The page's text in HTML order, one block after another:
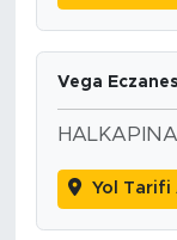
Vega
Yol Tarifi